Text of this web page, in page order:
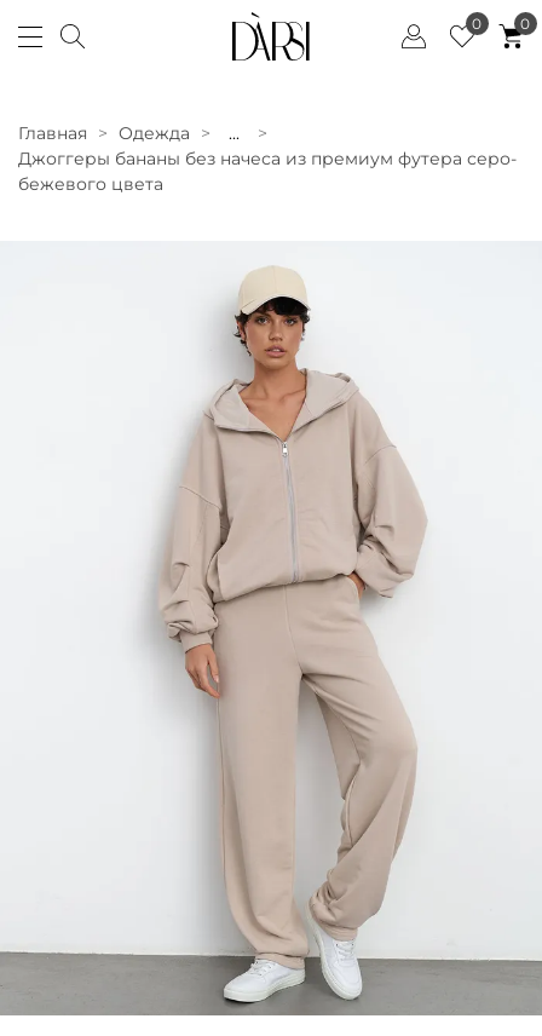
0 0
Главная Одежда
...
Джоггеры бананы без начеса из премиум футера серо-
бежевого цвета